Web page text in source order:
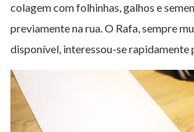
colagem com folhinhas, galhos e
previamente na rua. O Rafa, sempre
disponível, interessou-se rapidamente